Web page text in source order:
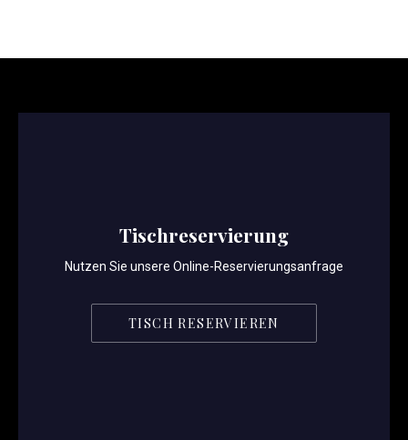
Tischreservierung
Nutzen Sie unsere Online-Reservierungsanfrage
TISCH RESERVIEREN